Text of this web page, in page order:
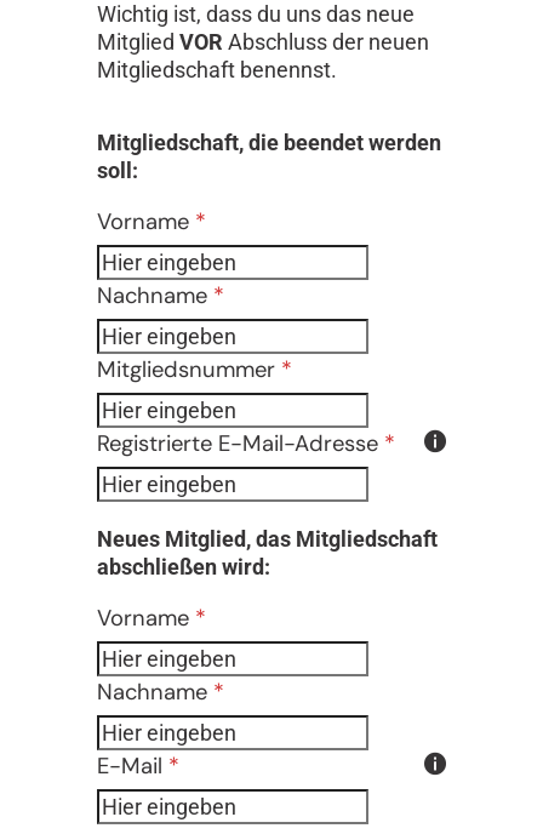
Wichtig ist, dass du uns das neue
Mitglied VOR Abschluss der neuen
Mitgliedschaft benennst.
Formular überspringen
Mitgliedschaft, die beendet werden
soll:
Vorname *
Nachname *
Mitgliedsnummer *
Registrierte E-Mail-Adresse *
Neues Mitglied, das Mitgliedschaft
abschließen wird:
Vorname *
Nachname *
E-Mail *